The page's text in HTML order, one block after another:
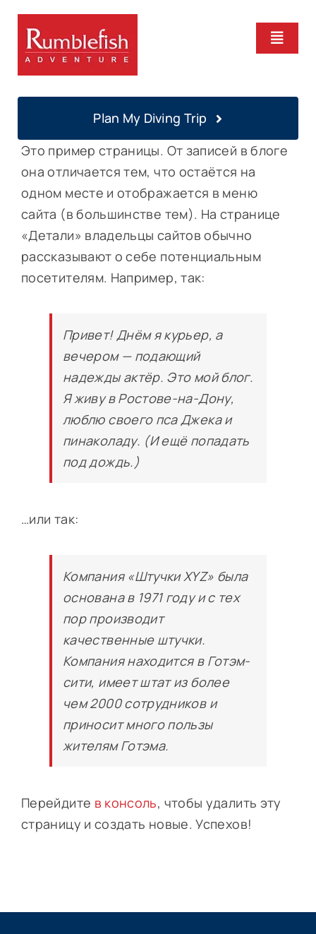
Skip
content
Toggle
Home
PADI Courses
Daily Diving
Locations
About
Contact
Plan My Diving Trip
Это пример страницы. От записей в блоге
она отличается тем, что остаётся на
одном месте и отображается в меню
сайта (в большинстве тем). На странице
«Детали» владельцы сайтов обычно
рассказывают о себе потенциальным
посетителям. Например, так:
Привет! Днём я курьер, а
вечером — подающий
надежды актёр. Это мой блог.
Я живу в Ростове-на-Дону,
люблю своего пса Джека и
пинаколаду. (И ещё попадать
под дождь.)
…или так:
Компания «Штучки XYZ» была
основана в 1971 году и с тех
пор производит
качественные штучки.
Компания находится в Готэм-
сити, имеет штат из более
чем 2000 сотрудников и
приносит много пользы
жителям Готэма.
Перейдите в консоль, чтобы удалить эту
страницу и создать новые. Успехов!